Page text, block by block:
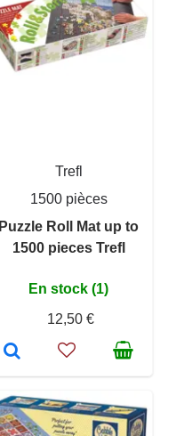
Trefl
1500 pièces
Puzzle Roll Mat up to
1500 pieces Trefl
En stock (1)
12,50 €